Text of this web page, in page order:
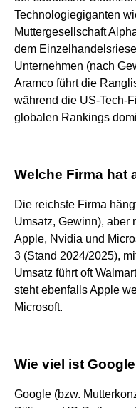
Technologiegiganten
Muttergesellschaft
dem
Unternehmen (nach
Aramco führt die
während die US-Tech-
globalen Rankings
Welche Firma hat
Die reichste Firma
Umsatz, Gewinn), aber
Apple, Nvidia und
3 (Stand 2024/2025),
Umsatz führt oft
steht ebenfalls Apple
Microsoft.
Wie viel ist
Google (bzw.